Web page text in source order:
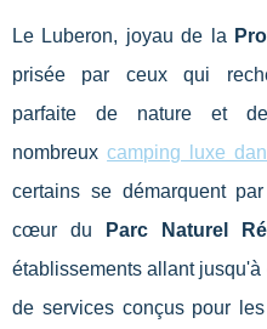
Le Luberon, joyau de la
prisée par ceux qui
parfaite de nature et
nombreuxcamping luxe
certains se démarquent
cœur du
Parc Naturel
établissements allant
de services conçus pour